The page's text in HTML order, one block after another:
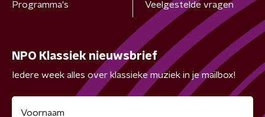
Programma's Veelgestelde vragen
NPO Klassiek nieuwsbrief
Iedere week alles over klassieke muziek in je mailbox!